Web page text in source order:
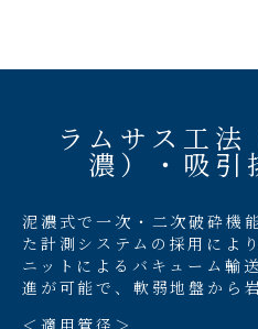
ラムサス工法
濃）・吸引
泥濃式で一次・二次破砕機
た計測システムの採用によ
ニットによるバキューム輸
進が可能で、軟弱地盤から